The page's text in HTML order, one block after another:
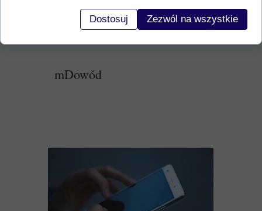
mDowód
Dostosuj Zezwól na wszystkie